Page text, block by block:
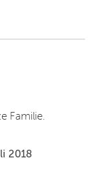
Familie.
2018